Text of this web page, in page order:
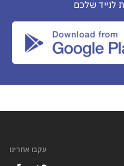
לנייד שלכם
עקבו אחרינו